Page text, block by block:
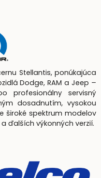
Stellantis, ponúkajúca
Dodge, RAM a Jeep –
profesionálny servisný
dosadnutím, vysokou
široké spektrum modelov
ďalších výkonných verzií.